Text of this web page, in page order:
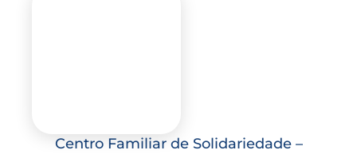
Centro Familiar de Solidariedade –